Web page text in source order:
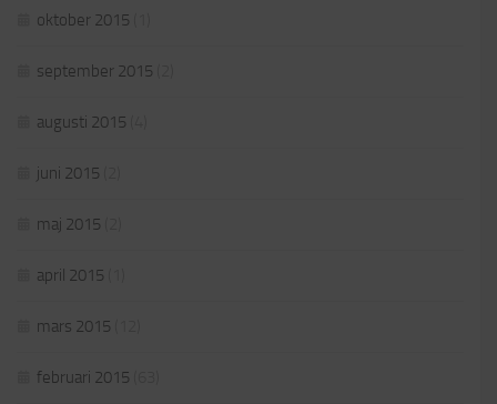
oktober 2015
september 2015
augusti 2015
juni 2015
maj 2015
april 2015
mars 2015
februari 2015